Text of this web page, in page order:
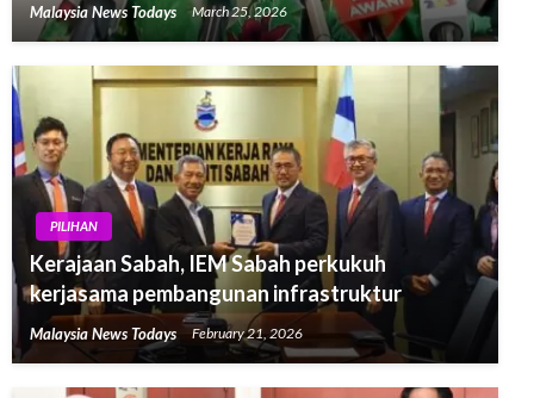
Malaysia News Todays March 25, 2026
PILIHAN
Kerajaan Sabah, IEM Sabah perkukuh
kerjasama pembangunan infrastruktur
Malaysia News Todays February 21, 2026